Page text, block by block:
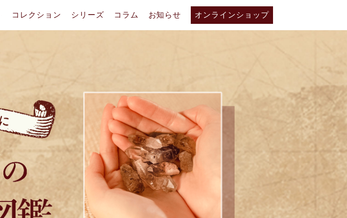
コレクション シリーズ コラム お知らせ オンラインショップ